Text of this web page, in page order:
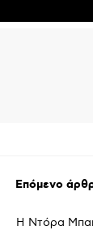
Επόμενο
Η Ντόρα